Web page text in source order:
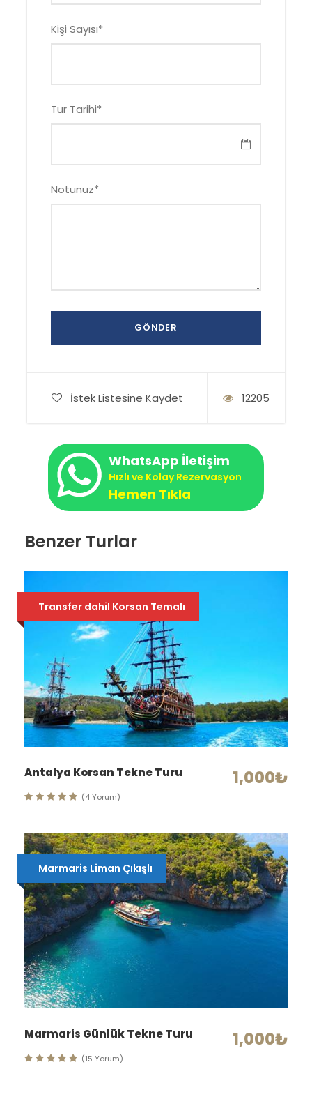
Kişi Sayısı*
Tur Tarihi*
Notunuz*
İstek Listesine Kaydet 12205
WhatsApp İletişim
Hızlı ve Kolay Rezervasyon
Hemen Tıkla
Benzer Turlar
Transfer dahil Korsan Temalı
Antalya Korsan Tekne Turu 1,000₺
(4 Yorum)
Marmaris Liman Çıkışlı
Marmaris Günlük Tekne Turu 1,000₺
(15 Yorum)